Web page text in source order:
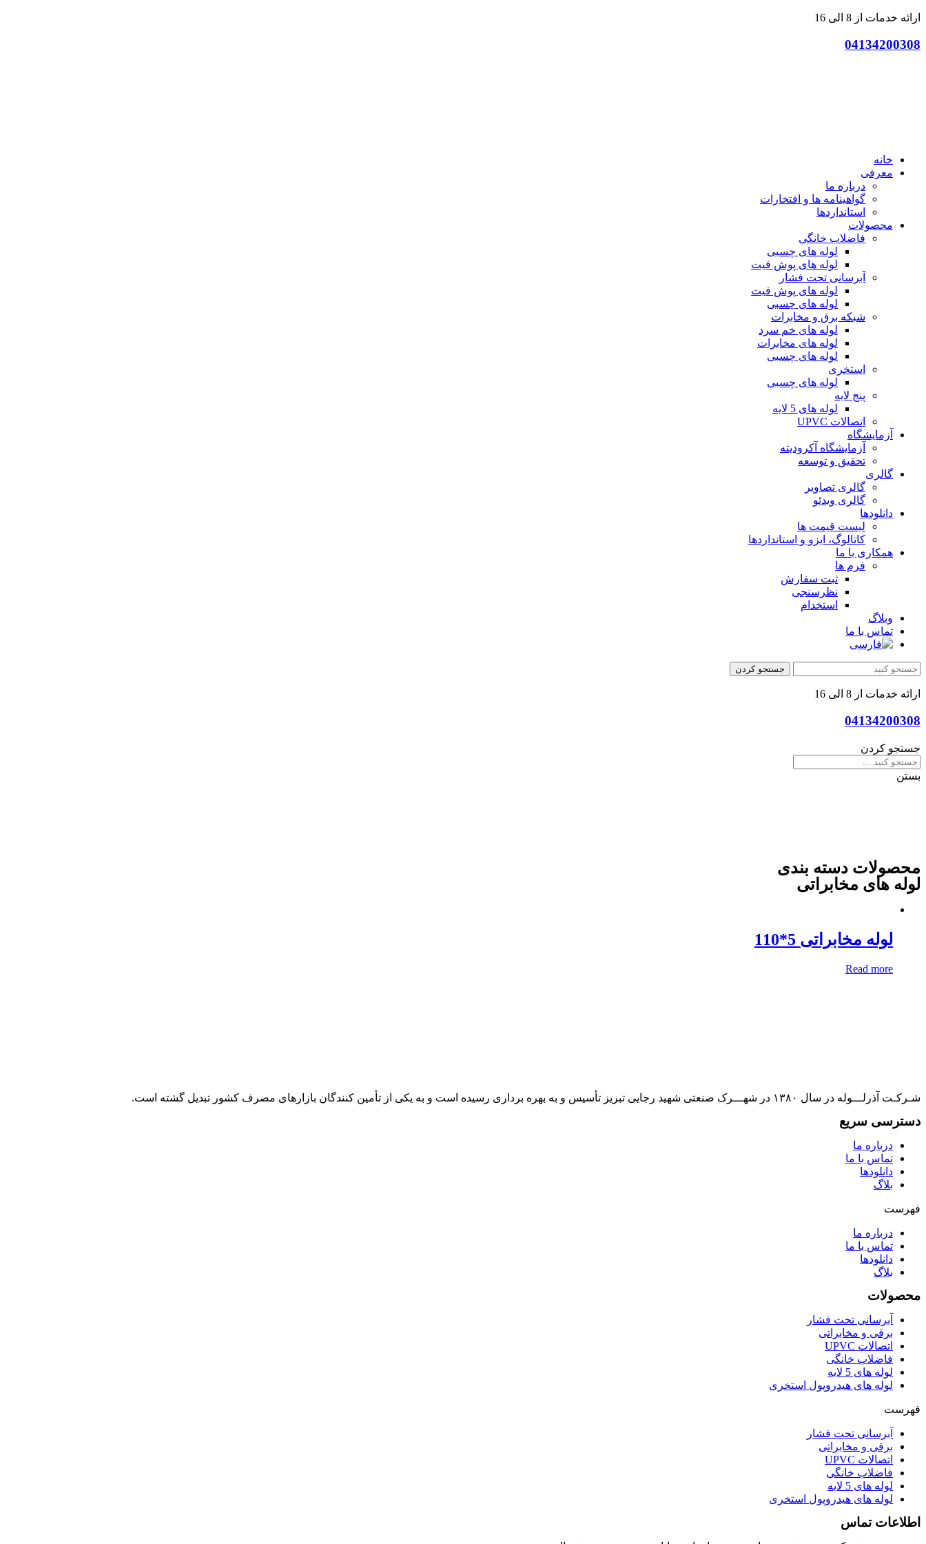
پرش
محتوا
ارائه خدمات از 8 الی 16
04134200308
خانه
معرفی
درباره ما
گواهینامه ها و افتخارات
استانداردها
محصولات
فاضلاب خانگی
لوله های چسبی
لوله های پوش فیت
آبرسانی تحت فشار
لوله های پوش فیت
لوله های چسبی
شبکه برق و مخابرات
لوله های خم سرد
لوله های مخابرات
لوله های چسبی
استخری
لوله های چسبی
پنج لایه
لوله های 5 لایه
اتصالات UPVC
آزمایشگاه
آزمایشگاه آکرودیته
تحقیق و توسعه
گالری
گالری تصاویر
گالری ویدئو
دانلودها
لیست قیمت ها
کاتالوگ، ایزو و استانداردها
همکاری با ما
فرم ها
ثبت سفارش
نظرسنجی
استخدام
وبلاگ
تماس با ما
جستجو کردن
ارائه خدمات از 8 الی 16
04134200308
جستجو کردن
بستن
محصولات دسته بندی
لوله های مخابراتی
لوله مخابراتی 5*110
Read more
شـرکـت آذرلـــوله در سال ۱۳۸۰ در شهـــرک صنعتی شهید رجایی تبریز تأسیس و به بهره برداری رسیده است و به یکی از تأمین کنندگان بازارهای مصرف کشور تبدیل گشته است.
دسترسی سریع
درباره ما
تماس با ما
دانلودها
بلاگ
فهرست
درباره ما
تماس با ما
دانلودها
بلاگ
محصولات
آبرسانی تحت فشار
برقی و مخابراتی
اتصالات UPVC
فاضلاب خانگی
لوله های 5 لایه
لوله های هیدروپول استخری
فهرست
آبرسانی تحت فشار
برقی و مخابراتی
اتصالات UPVC
فاضلاب خانگی
لوله های 5 لایه
لوله های هیدروپول استخری
اطلاعات تماس